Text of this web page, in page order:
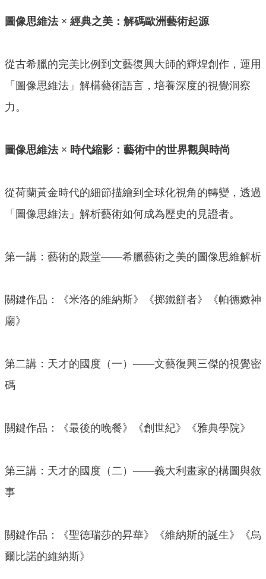
圖像思維法 × 經典之美：解碼歐洲藝術起源
從古希臘的完美比例到文藝復興大師的輝煌創作，運用
「圖像思維法」解構藝術語言，培養深度的視覺洞察
力。
圖像思維法 × 時代縮影：藝術中的世界觀與時尚
從荷蘭黃金時代的細節描繪到全球化視角的轉變，透過
「圖像思維法」解析藝術如何成為歷史的見證者。
第一講：藝術的殿堂——希臘藝術之美的圖像思維解析
關鍵作品：《米洛的維納斯》《掷鐵餅者》《帕德嫩神
廟》
第二講：天才的國度（一）——文藝復興三傑的視覺密
碼
關鍵作品：《最後的晚餐》《創世紀》《雅典學院》
第三講：天才的國度（二）——義大利畫家的構圖與敘
事
關鍵作品：《聖德瑞莎的昇華》《維納斯的誕生》《烏
爾比諾的維納斯》